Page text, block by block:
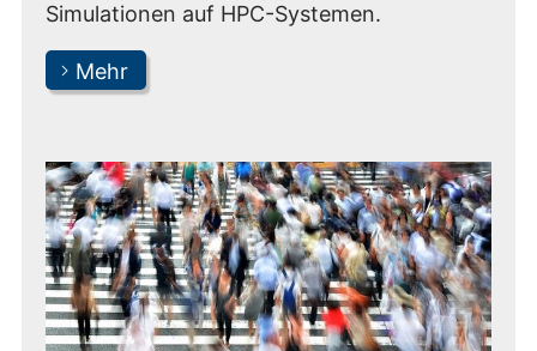
Simulationen auf HPC-Systemen.
Mehr